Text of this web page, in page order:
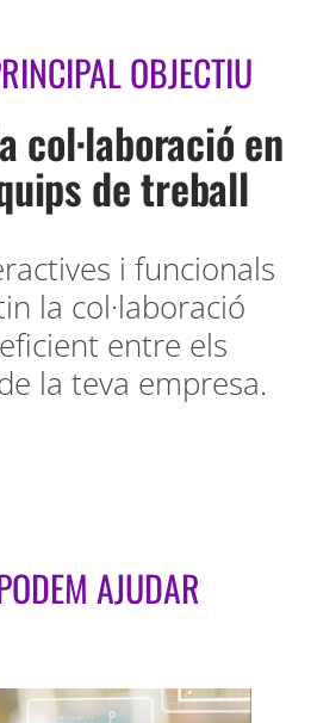
OBJECTIU
col·laboració en
de treball
i funcionals
la col·laboració
entre els
la teva empresa.
AJUDAR